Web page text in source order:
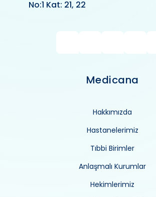
No:1 Kat: 21, 22
Medicana
Hakkımızda
Hastanelerimiz
Tıbbi Birimler
Anlaşmalı Kurumlar
Hekimlerimiz